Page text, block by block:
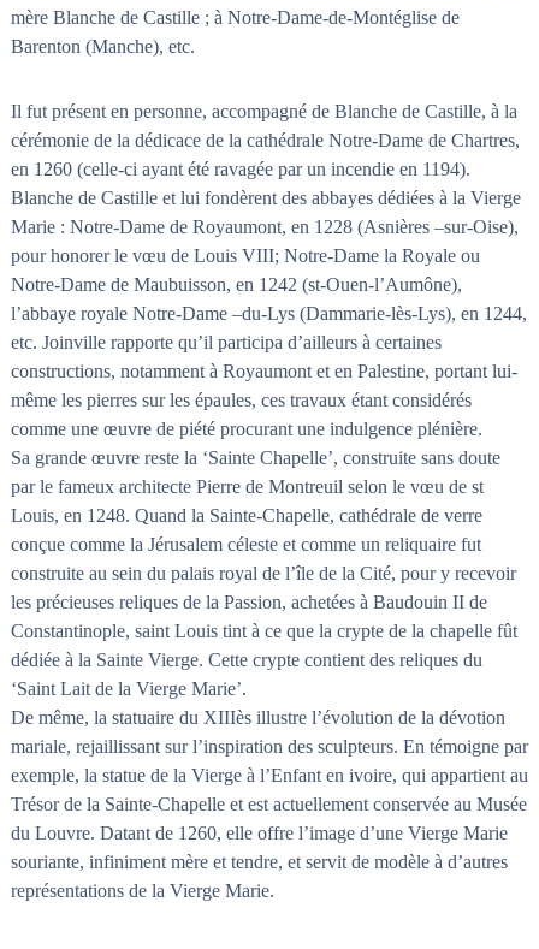
mère Blanche de Castille ; à Notre-Dame-de-Montéglise de
Barenton (Manche), etc.
Il fut présent en personne, accompagné de Blanche de Castille, à la
cérémonie de la dédicace de la cathédrale Notre-Dame de Chartres,
en 1260 (celle-ci ayant été ravagée par un incendie en 1194).
Blanche de Castille et lui fondèrent des abbayes dédiées à la Vierge
Marie : Notre-Dame de Royaumont, en 1228 (Asnières –sur-Oise),
pour honorer le vœu de Louis VIII; Notre-Dame la Royale ou
Notre-Dame de Maubuisson, en 1242 (st-Ouen-l’Aumône),
l’abbaye royale Notre-Dame –du-Lys (Dammarie-lès-Lys), en 1244,
etc. Joinville rapporte qu’il participa d’ailleurs à certaines
constructions, notamment à Royaumont et en Palestine, portant lui-
même les pierres sur les épaules, ces travaux étant considérés
comme une œuvre de piété procurant une indulgence plénière.
Sa grande œuvre reste la ‘Sainte Chapelle’, construite sans doute
par le fameux architecte Pierre de Montreuil selon le vœu de st
Louis, en 1248. Quand la Sainte-Chapelle, cathédrale de verre
conçue comme la Jérusalem céleste et comme un reliquaire fut
construite au sein du palais royal de l’île de la Cité, pour y recevoir
les précieuses reliques de la Passion, achetées à Baudouin II de
Constantinople, saint Louis tint à ce que la crypte de la chapelle fût
dédiée à la Sainte Vierge. Cette crypte contient des reliques du
‘Saint Lait de la Vierge Marie’.
De même, la statuaire du XIIIès illustre l’évolution de la dévotion
mariale, rejaillissant sur l’inspiration des sculpteurs. En témoigne par
exemple, la statue de la Vierge à l’Enfant en ivoire, qui appartient au
Trésor de la Sainte-Chapelle et est actuellement conservée au Musée
du Louvre. Datant de 1260, elle offre l’image d’une Vierge Marie
souriante, infiniment mère et tendre, et servit de modèle à d’autres
représentations de la Vierge Marie.